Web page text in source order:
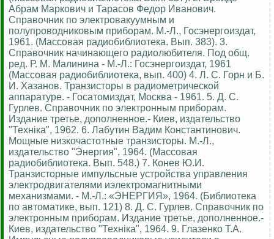
Абрам Маркович и Тарасов Федор Иванович.
Справочник по электровакуумным и
полупроводниковым приборам. М.-Л., Госэнергоиздат,
1961. (Массовая радиобиблиотека. Вып. 383). 3.
Справочник начинающего радиолюбителя. Под общ.
ред. Р. М. Малинина - М.-Л.: Госэнергоиздат, 1961
(Массовая радиобиблиотека, вып. 400) 4. Л. С. Горн и Б.
И. Хазанов. Транзисторы в радиометрической
аппаратуре. - Госатомиздат, Москва - 1961. 5. Д. С.
Гурлев. Справочник по электронным приборам.
Издание третье, дополненное.- Киев, издательство
"Технiка", 1962. 6. Лабутин Вадим Константинович.
Мощные низкочастотные транзисторы. М.-Л.,
издательство "Энергия", 1964. (Массовая
радиобиблиотека. Вып. 548.) 7. Конев Ю.И.
Транзисторные импульсные устройства управления
электродвигателями иэлектромагнитными
механизмами. - М.-Л.: «ЭНЕРГИЯ», 1964. (Библиотека
по автоматике, вып. 121) 8. Д. С. Гурлев. Справочник по
электронным приборам. Издание третье, дополненное.-
Киев, издательство "Технiка", 1964. 9. Глазенко Т.А.